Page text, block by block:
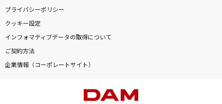
プライバシーポリシー
クッキー設定
インフォマティブデータの取得について
ご契約方法
企業情報（コーポレートサイト）